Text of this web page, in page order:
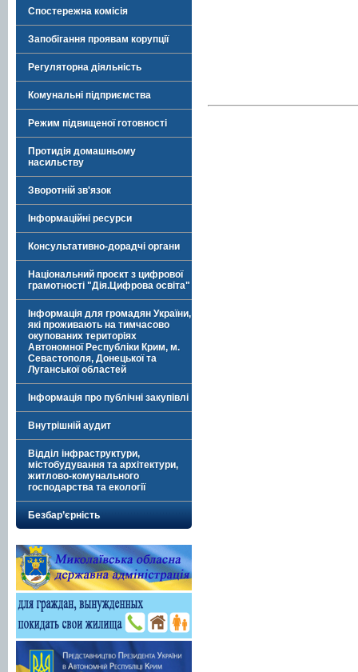
Спостережна комісія
Запобігання проявам корупції
Регуляторна діяльність
Комунальні підприємства
Режим підвищеної готовності
Протидія домашньому
насильству
Зворотній зв'язок
Інформаційні ресурси
Консультативно-дорадчі органи
Національний проєкт з цифрової
грамотності "Дія.Цифрова освіта"
Інформація для громадян України,
які проживають на тимчасово
окупованих територіях
Автономної Республіки Крим, м.
Севастополя, Донецької та
Луганської областей
Інформація про публічні закупівлі
Внутрішній аудит
Відділ інфраструктури,
містобудування та архітектури,
житлово-комунального
господарства та екології
Безбар’єрність